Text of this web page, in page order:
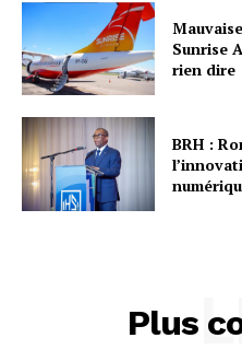
Sunrise
rien dire
BRH :
Plus